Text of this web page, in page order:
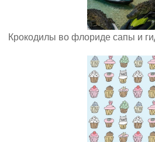
Крокодилы во флориде сапы и